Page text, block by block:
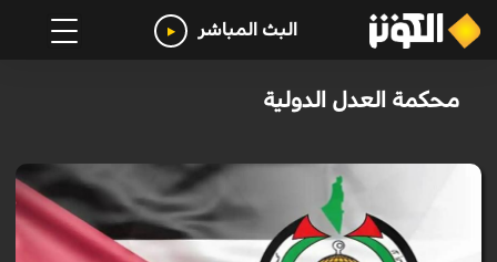
البث المباشر
محكمة العدل الدولية